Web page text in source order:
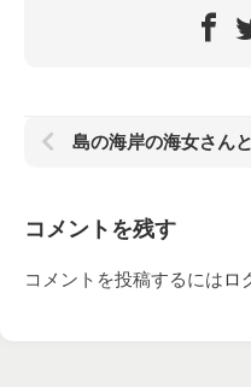
島の海岸の海女さん
コメントを残す
コメントを投稿するにはロ